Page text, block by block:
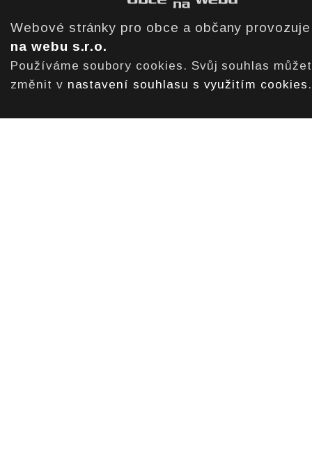
Webové stránky pro obce a občany
na webu s.r.o.
Používáme soubory cookies. Svůj souhlas
změnit v nastavení souhlasu s využitím cookies .